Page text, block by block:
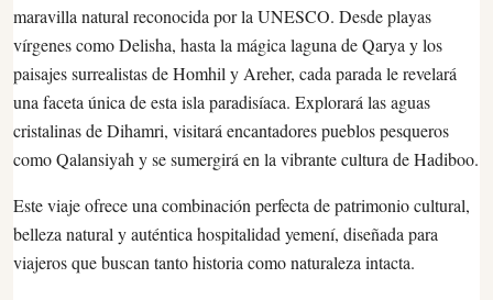
maravilla natural reconocida por la UNESCO. Desde playas
vírgenes como Delisha, hasta la mágica laguna de Qarya y los
paisajes surrealistas de Homhil y Areher, cada parada le revelará
una faceta única de esta isla paradisíaca. Explorará las aguas
cristalinas de Dihamri, visitará encantadores pueblos pesqueros
como Qalansiyah y se sumergirá en la vibrante cultura de Hadiboo.
Este viaje ofrece una combinación perfecta de patrimonio cultural,
belleza natural y auténtica hospitalidad yemení, diseñada para
viajeros que buscan tanto historia como naturaleza intacta.